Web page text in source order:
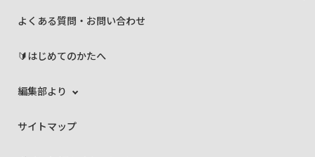
よくある質問・お問い合わせ
🔰はじめてのかたへ
編集部より
サイトマップ